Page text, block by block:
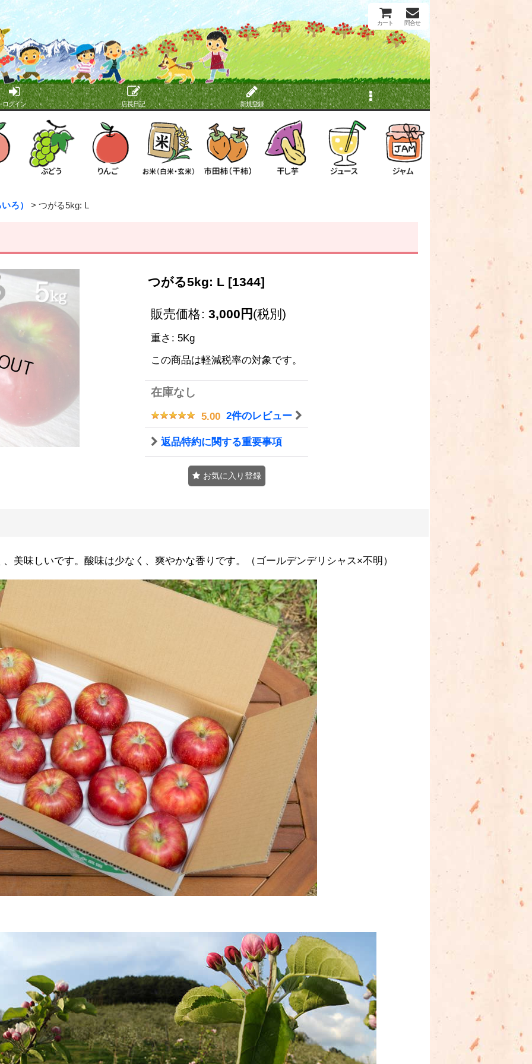
カート 問合せ
ログイン 店長日記 新規登録
ろ） > つがる5kg: L
つがる5kg: L [1344]
販売価格: 3,000 円 (税別)
重さ : 5Kg
この商品は軽減税率の対象です。
在庫なし
5.00 2件のレビュー
返品特約に関する重要事項
お気に入り登録
美味しいです。酸味は少なく、爽やかな香りです。（ゴールデンデリシャス×不明）